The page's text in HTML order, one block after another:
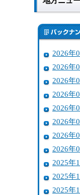
2026年
2026年
2026年
2026年
2026年
2026年
2026年
2026年
2025年
2025年
2025年